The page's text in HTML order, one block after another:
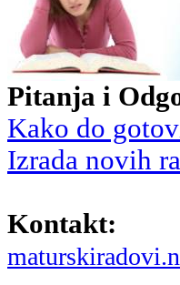
Pitanja i
Kako do
Izrada novih
Kontakt: